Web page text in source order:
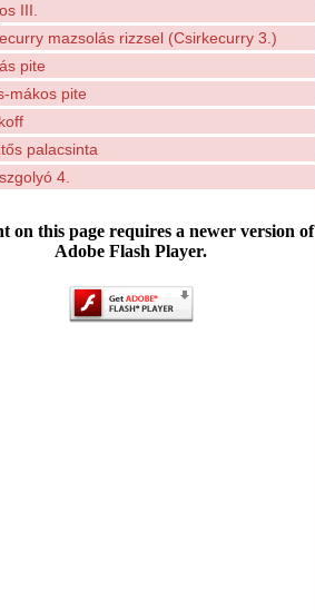
III.
mazsolás rizzsel (Csirkecurry 3.)
pite
mákos pite
palacsinta
4.
on this page requires a newer version of
Adobe Flash Player.